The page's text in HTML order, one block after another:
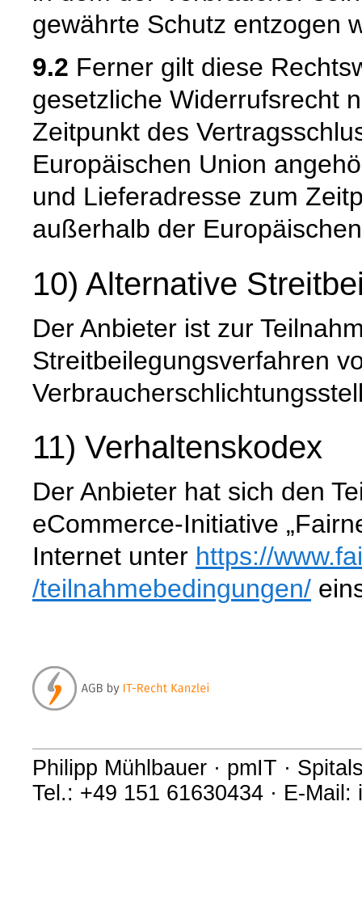
gewährte Schutz entzogen
9.2 Ferner gilt diese
gesetzliche Widerrufsrecht
Zeitpunkt des
Europäischen Union
und Lieferadresse zum
außerhalb der
10) Alternative
Der Anbieter ist zur
Streitbeilegungsverfahren
11) Verhaltenskodex
Der Anbieter hat sich den
eCommerce-Initiative
Internet unter https://
/teilnahmebedingungen/
Philipp Mühlbauer · pmIT ·
Tel.: +49 151 61630434 · E-Mail: